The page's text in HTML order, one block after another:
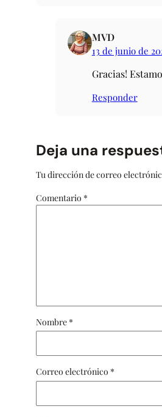
MVD
13 de junio de
Gracias!
Responder
Deja una
Tu dirección de correo
Comentario *
Nombre *
Correo electrónico *